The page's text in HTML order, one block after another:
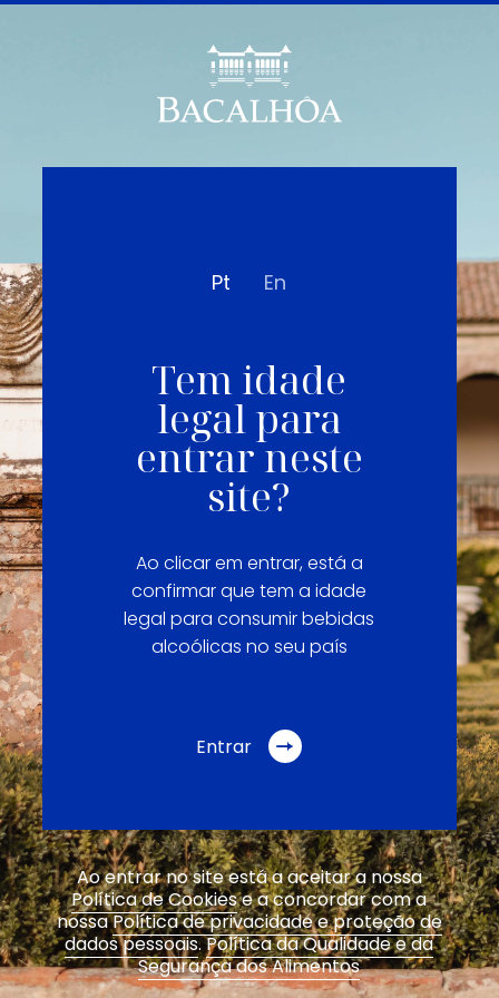
Pt En
Tem idade
legal para
entrar neste
site?
Ao clicar em entrar, está a
confirmar que tem a idade
legal para consumir bebidas
alcoólicas no seu país
Entrar
Ao entrar no site está a aceitar a nossa
Política de Cookiese a concordar com a
nossaPolítica de privacidade e proteção de
dados pessoais.Política da Qualidade e da
Segurança dos Alimentos